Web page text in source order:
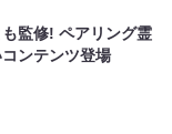
監修! ペアリング霊
ンテンツ登場